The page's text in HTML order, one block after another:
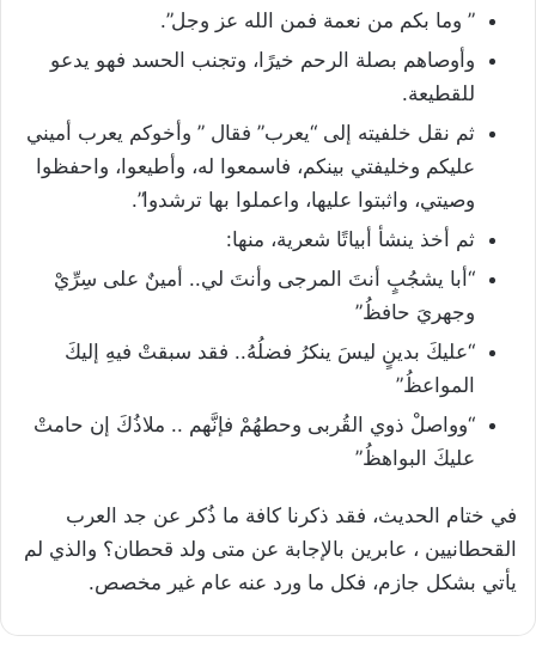
” وما بكم من نعمة فمن الله عز وجل”.
وأوصاهم بصلة الرحم خيرًا، وتجنب الحسد فهو يدعو
للقطيعة.
ثم نقل خلفيته إلى “يعرب” فقال ” وأخوكم يعرب أميني
عليكم وخليفتي بينكم، فاسمعوا له، وأطيعوا، واحفظوا
وصيتي، واثبتوا عليها، واعملوا بها ترشدوا”.
ثم أخذ ينشأ أبياتًا شعرية، منها:
“أبا يشجُبٍ أنتَ المرجى وأنتَ لي.. أمينٌ على سِرِّيْ
وجهريَ حافظُ”
“عليكَ بدينٍ ليسَ ينكرُ فضلُهُ.. فقد سبقتْ فيهِ إليكَ
المواعظُ”
“وواصلْ ذوي القُربى وحطهُمْ فإنَّهم .. ملاذُكَ إن حامتْ
عليكَ البواهظُ”
في ختام الحديث، فقد ذكرنا كافة ما ذُكر عن جد العرب
القحطانيين ، عابرين بالإجابة عن متى ولد قحطان؟ والذي لم
يأتي بشكل جازم، فكل ما ورد عنه عام غير مخصص.